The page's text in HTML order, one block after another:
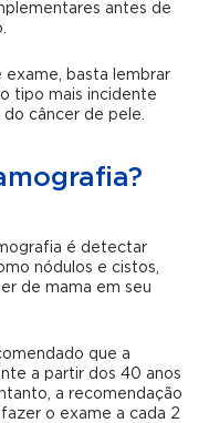
antes de
exame, basta lembrar
tipo mais incidente
do câncer de pele.
é detectar
nódulos e cistos,
de mama em seu
que a
a partir dos 40 anos
a recomendação
o exame a cada 2